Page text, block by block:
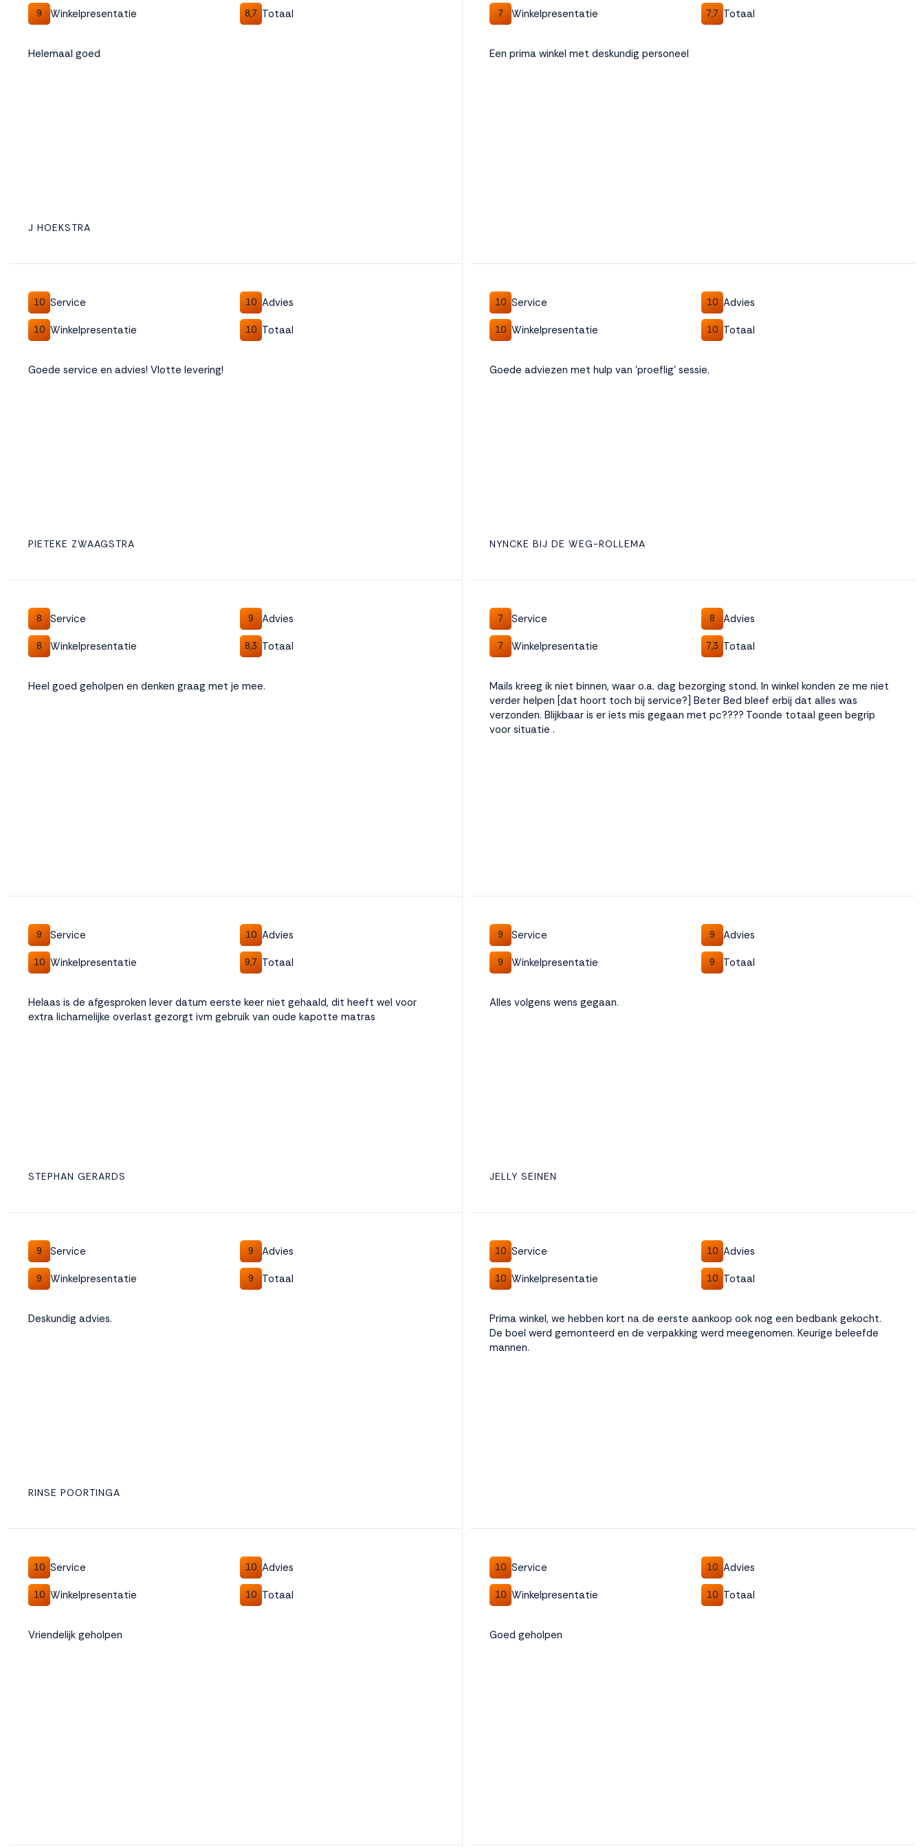
9 Winkelpresentatie 8,7 Totaal
Helemaal goed
J HOEKSTRA
7 Winkelpresentatie 7,7 Totaal
Een prima winkel met deskundig personeel
10 Service 10 Advies
10 Winkelpresentatie 10 Totaal
Goede service en advies! Vlotte levering!
PIETEKE ZWAAGSTRA
10 Service 10 Advies
10 Winkelpresentatie 10 Totaal
Goede adviezen met hulp van 'proeflig' sessie.
NYNCKE BIJ DE WEG-ROLLEMA
8 Service 9 Advies
8 Winkelpresentatie 8,3 Totaal
Heel goed geholpen en denken graag met je mee.
7 Service 8 Advies
7 Winkelpresentatie 7,3 Totaal
Mails kreeg ik niet binnen, waar o.a. dag bezorging stond. In winkel konden ze me niet
verder helpen [dat hoort toch bij service?] Beter Bed bleef erbij dat alles was
verzonden. Blijkbaar is er iets mis gegaan met pc???? Toonde totaal geen begrip
voor situatie .
9 Service 10 Advies
10 Winkelpresentatie 9,7 Totaal
Helaas is de afgesproken lever datum eerste keer niet gehaald, dit heeft wel voor
extra lichamelijke overlast gezorgt ivm gebruik van oude kapotte matras
STEPHAN GERARDS
9 Service 9 Advies
9 Winkelpresentatie 9 Totaal
Alles volgens wens gegaan.
JELLY SEINEN
9 Service 9 Advies
9 Winkelpresentatie 9 Totaal
Deskundig advies.
RINSE POORTINGA
10 Service 10 Advies
10 Winkelpresentatie 10 Totaal
Prima winkel, we hebben kort na de eerste aankoop ook nog een bedbank gekocht.
De boel werd gemonteerd en de verpakking werd meegenomen. Keurige beleefde
mannen.
10 Service 10 Advies
10 Winkelpresentatie 10 Totaal
Vriendelijk geholpen
10 Service 10 Advies
10 Winkelpresentatie 10 Totaal
Goed geholpen